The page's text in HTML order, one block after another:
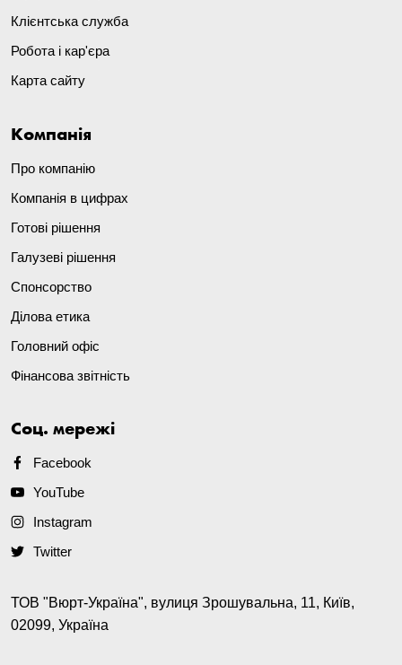
Клієнтська служба
Робота і кар'єра
Карта сайту
Компанія
Про компанію
Компанія в цифрах
Готові рішення
Галузеві рішення
Спонсорство
Ділова етика
Головний офіс
Фінансова звітність
Соц. мережі
Facebook
YouTube
Instagram
Twitter
ТОВ "Вюрт-Україна", вулиця Зрошувальна, 11, Київ,
02099, Україна